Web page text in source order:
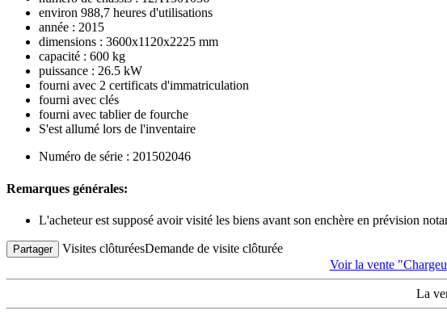
environ 988,7 heures d'utilisations
année : 2015
dimensions : 3600x1120x2225 mm
capacité : 600 kg
puissance : 26.5 kW
fourni avec 2 certificats d'immatriculation
fourni avec clés
fourni avec tablier de fourche
S'est allumé lors de l'inventaire
Numéro de série : 201502046
Remarques générales:
L'acheteur est supposé avoir visité les biens avant son enchère en prévision
Partager Visites clôturéesDemande de visite clôturée
Voir la vente
La